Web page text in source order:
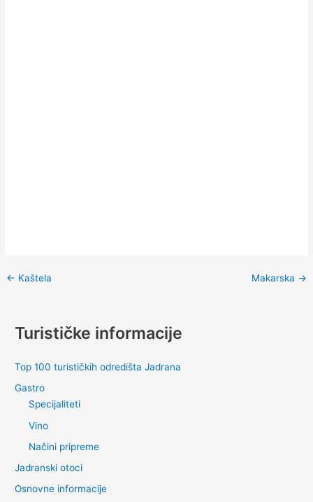
← Kaštela Makarska →
Turističke informacije
Top 100 turističkih odredišta Jadrana
Gastro
Specijaliteti
Vino
Načini pripreme
Jadranski otoci
Osnovne informacije